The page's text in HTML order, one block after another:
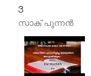
3
സാക് പുന്നൻ